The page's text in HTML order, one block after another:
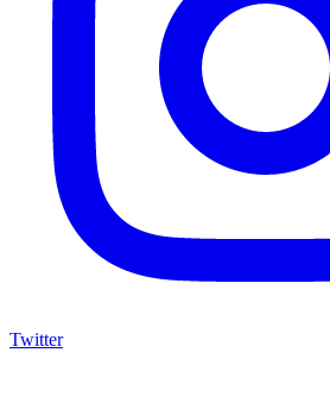
Twitter